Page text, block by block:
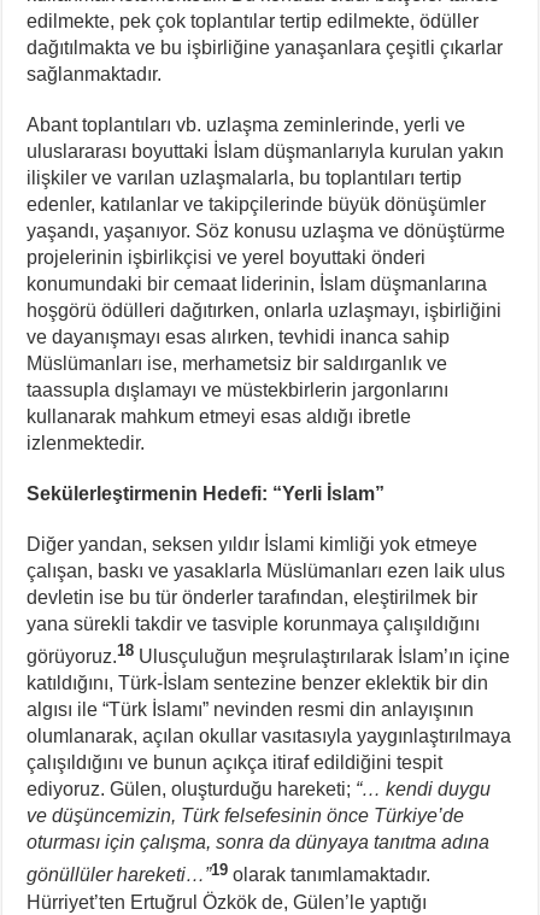
edilmekte, pek çok toplantılar tertip edilmekte, ödüller
dağıtılmakta ve bu işbirliğine yanaşanlara çeşitli çıkarlar
sağlanmaktadır.
Abant toplantıları vb. uzlaşma zeminlerinde, yerli ve
uluslararası boyuttaki İslam düşmanlarıyla kurulan yakın
ilişkiler ve varılan uzlaşmalarla, bu toplantıları tertip
edenler, katılanlar ve takipçilerinde büyük dönüşümler
yaşandı, yaşanıyor. Söz konusu uzlaşma ve dönüştürme
projelerinin işbirlikçisi ve yerel boyuttaki önderi
konumundaki bir cemaat liderinin, İslam düşmanlarına
hoşgörü ödülleri dağıtırken, onlarla uzlaşmayı, işbirliğini
ve dayanışmayı esas alırken, tevhidi inanca sahip
Müslümanları ise, merhametsiz bir saldırganlık ve
taassupla dışlamayı ve müstekbirlerin jargonlarını
kullanarak mahkum etmeyi esas aldığı ibretle
izlenmektedir.
Sekülerleştirmenin Hedefi: “Yerli İslam”
Diğer yandan, seksen yıldır İslami kimliği yok etmeye
çalışan, baskı ve yasaklarla Müslümanları ezen laik ulus
devletin ise bu tür önderler tarafından, eleştirilmek bir
yana sürekli takdir ve tasviple korunmaya çalışıldığını
görüyoruz.18 Ulusçuluğun meşrulaştırılarak İslam’ın içine
katıldığını, Türk-İslam sentezine benzer eklektik bir din
algısı ile “Türk İslamı” nevinden resmi din anlayışının
olumlanarak, açılan okullar vasıtasıyla yaygınlaştırılmaya
çalışıldığını ve bunun açıkça itiraf edildiğini tespit
ediyoruz. Gülen, oluşturduğu hareketi; “… kendi duygu
ve düşüncemizin, Türk felsefesinin önce Türkiye’de
oturması için çalışma, sonra da dünyaya tanıtma adına
gönüllüler hareketi…”19 olarak tanımlamaktadır.
Hürriyet’ten Ertuğrul Özkök de, Gülen’le yaptığı